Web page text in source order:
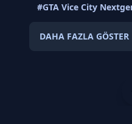
#GTA Vice City
DAHA FAZLA GÖSTER